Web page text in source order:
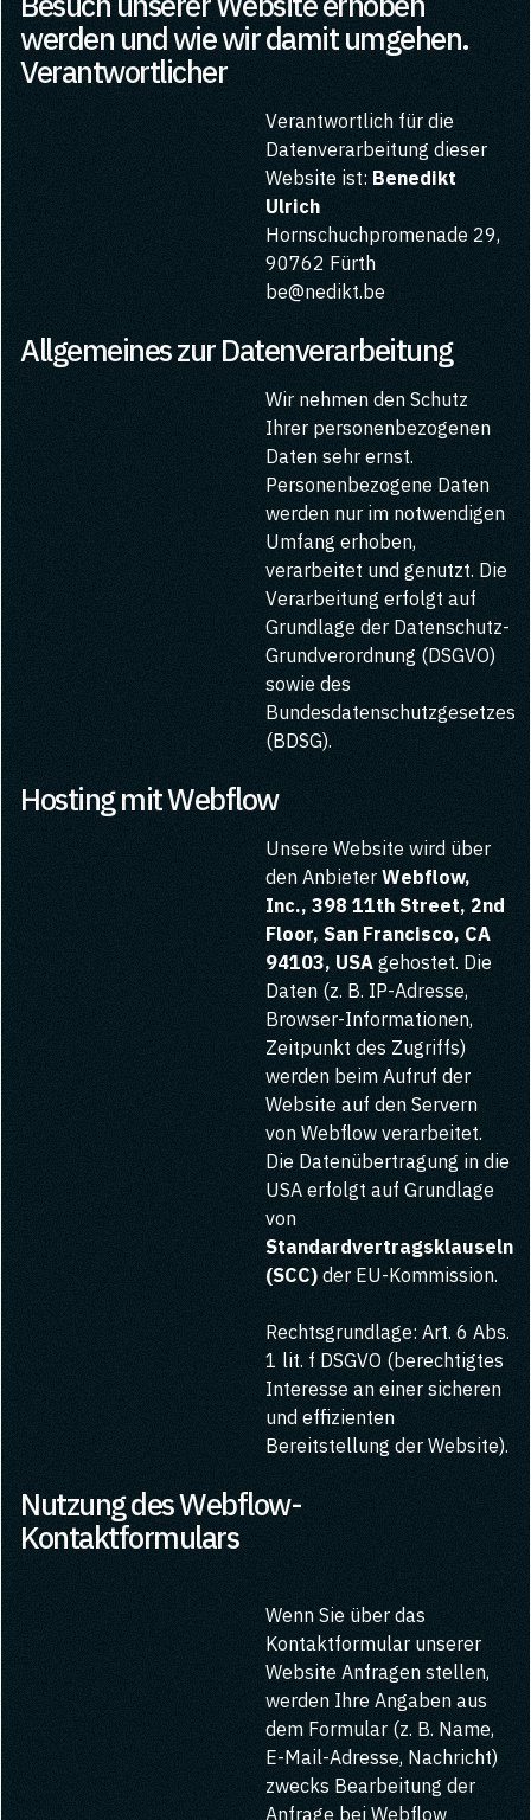
werden und wie wir damit umgehen.
Verantwortlicher
Verantwortlich für die
Datenverarbeitung dieser
Website ist: Benedikt
Ulrich
Hornschuchpromenade 29,
90762 Fürth
be@nedikt.be
Allgemeines zur Datenverarbeitung
Wir nehmen den Schutz
Ihrer personenbezogenen
Daten sehr ernst.
Personenbezogene Daten
werden nur im notwendigen
Umfang erhoben,
verarbeitet und genutzt. Die
Verarbeitung erfolgt auf
Grundlage der Datenschutz-
Grundverordnung (DSGVO)
sowie des
Bundesdatenschutzgesetzes
(BDSG).
Hosting mit Webflow
Unsere Website wird über
den Anbieter Webflow,
Inc., 398 11th Street, 2nd
Floor, San Francisco, CA
94103, USA gehostet. Die
Daten (z. B. IP-Adresse,
Browser-Informationen,
Zeitpunkt des Zugriffs)
werden beim Aufruf der
Website auf den Servern
von Webflow verarbeitet.
Die Datenübertragung in die
USA erfolgt auf Grundlage
von
Standardvertragsklauseln
(SCC) der EU-Kommission.
Rechtsgrundlage: Art. 6 Abs.
1 lit. f DSGVO (berechtigtes
Interesse an einer sicheren
und effizienten
Bereitstellung der Website).
Nutzung des Webflow-
Kontaktformulars
Wenn Sie über das
Kontaktformular unserer
Website Anfragen stellen,
werden Ihre Angaben aus
dem Formular (z. B. Name,
E-Mail-Adresse, Nachricht)
zwecks Bearbeitung der
Anfrage bei Webflow